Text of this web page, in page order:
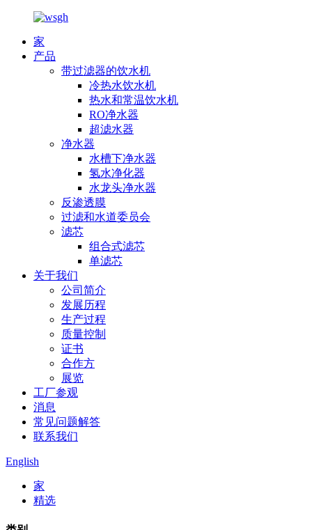
家
产品
带过滤器的饮水机
冷热水饮水机
热水和常温饮水机
RO净水器
超滤水器
净水器
水槽下净水器
氢水净化器
水龙头净水器
反渗透膜
过滤和水道委员会
滤芯
组合式滤芯
单滤芯
关于我们
公司简介
发展历程
生产过程
质量控制
证书
合作方
展览
工厂参观
消息
常见问题解答
联系我们
English
家
精选